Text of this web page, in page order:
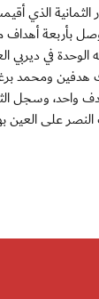
الذي
بأربعة
في ديربي
ومحمد
واحد، وسجل
النصر على